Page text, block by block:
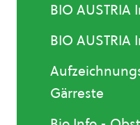
BIO
BIO AUSTRIA
Gärreste